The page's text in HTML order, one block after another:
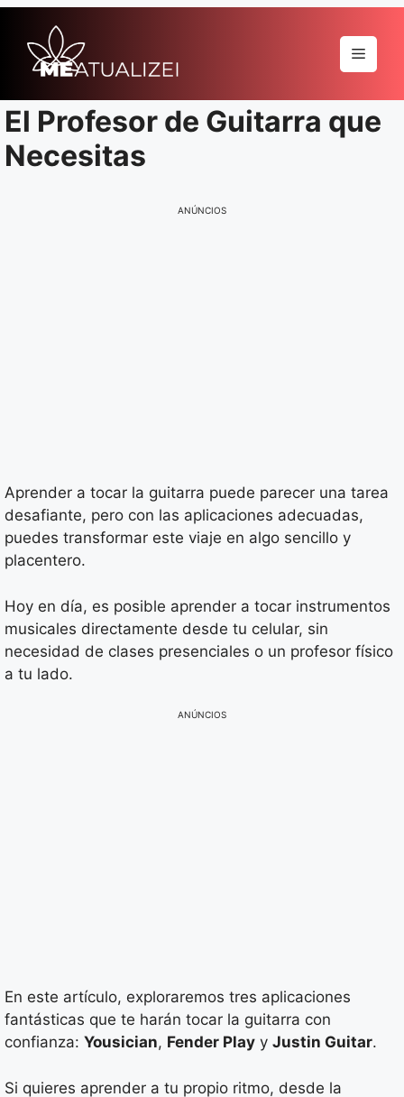
para
Menu
El Profesor de Guitarra que
Necesitas
ANÚNCIOS
Aprender a tocar la guitarra puede parecer una tarea
desafiante, pero con las aplicaciones adecuadas,
puedes transformar este viaje en algo sencillo y
placentero.
Hoy en día, es posible aprender a tocar instrumentos
musicales directamente desde tu celular, sin
necesidad de clases presenciales o un profesor físico
a tu lado.
ANÚNCIOS
En este artículo, exploraremos tres aplicaciones
fantásticas que te harán tocar la guitarra con
confianza: Yousician, Fender Play y Justin Guitar.
Si quieres aprender a tu propio ritmo, desde la